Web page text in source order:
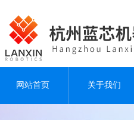
网站首页 关于我们